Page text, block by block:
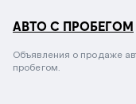
АВТО С ПРОБЕГОМ
Объявления о продаже
пробегом.